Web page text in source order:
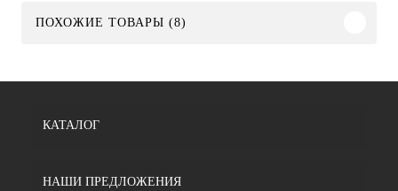
ПОХОЖИЕ ТОВАРЫ (8)
КАТАЛОГ
НАШИ ПРЕДЛОЖЕНИЯ